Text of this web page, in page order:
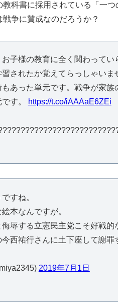
科書に採用されている「一
争に賛成なのだろうか？
子様の教育に全く関わって
されたか覚えてらっしゃい
あった単元です。戦争が家
す。
https://t.co/iAAAaE6ZEi
すね。
本なんですが。
辱する立憲民主党こそ好戦的
西祐行さんに土下座して謝罪
2019年7月1日